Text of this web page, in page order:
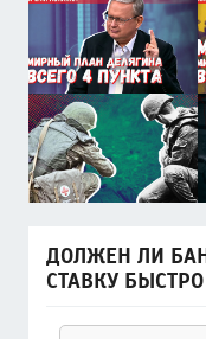
ДОЛЖЕН ЛИ
СТАВКУ